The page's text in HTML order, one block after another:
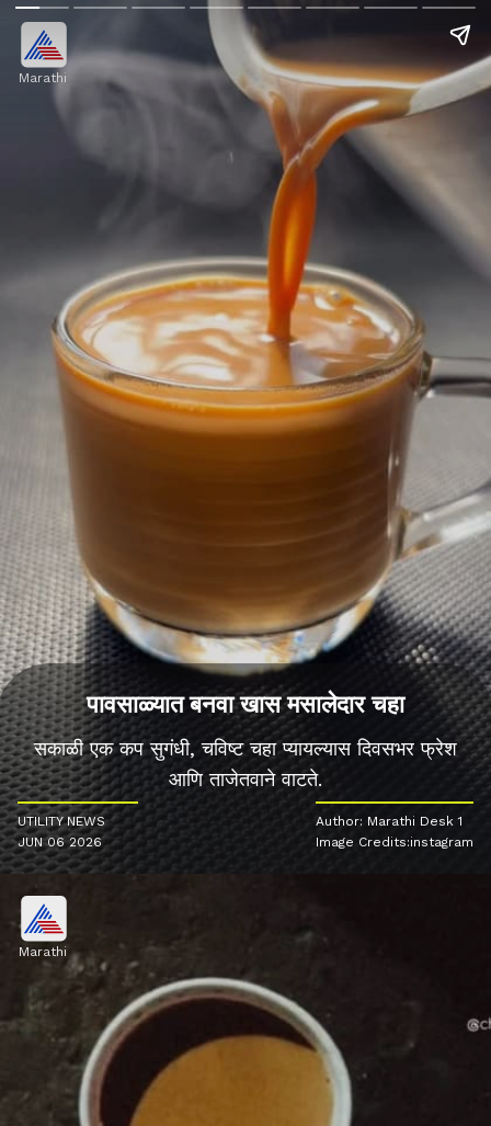
Marathi
पावसाळ्यात बनवा खास मसालेदार चहा
सकाळी एक कप सुगंधी, चविष्ट चहा प्यायल्यास दिवसभर फ्रेश
आणि ताजेतवाने वाटते.
UTILITY NEWS
JUN 06 2026
Author: Marathi Desk 1
Image Credits:instagram
Marathi